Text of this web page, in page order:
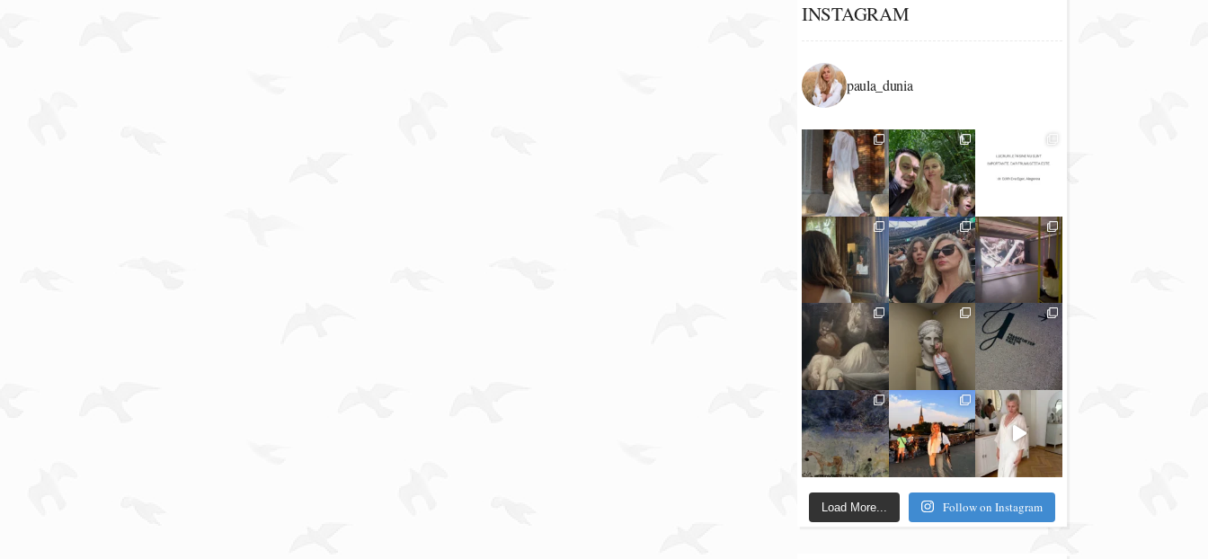
INSTAGRAM
paula_dunia
Load More... Follow on Instagram